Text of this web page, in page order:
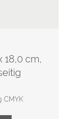
18,0 cm,
CMYK